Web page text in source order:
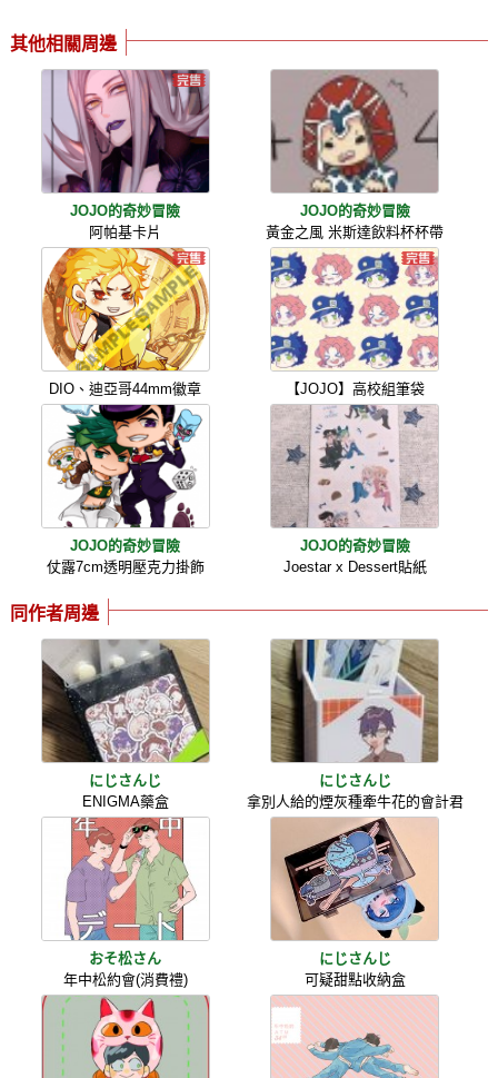
其他相關周邊
JOJO的奇妙冒險
阿帕基卡片
JOJO的奇妙冒險
黃金之風 米斯達飲料杯杯帶
DIO、迪亞哥44mm徽章 【JOJO】高校組筆袋
JOJO的奇妙冒險
仗露7cm透明壓克力掛飾
JOJO的奇妙冒險
Joestar x Dessert貼紙
同作者周邊
にじさんじ
ENIGMA藥盒
にじさんじ
拿別人給的煙灰種牽牛花的會計君
おそ松さん
年中松約會(消費禮)
にじさんじ
可疑甜點收納盒